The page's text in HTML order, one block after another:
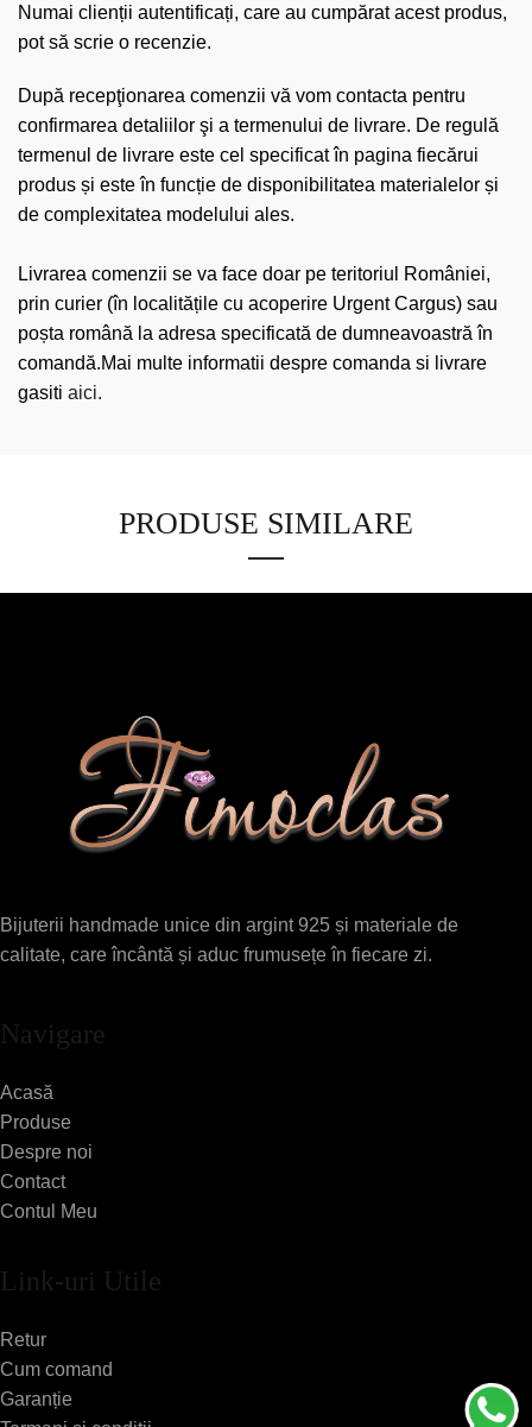
Numai clienții autentificați, care au cumpărat acest produs,
pot să scrie o recenzie.
După recepţionarea comenzii vă vom contacta pentru
confirmarea detaliilor şi a termenului de livrare. De regulă
termenul de livrare este cel specificat în pagina fiecărui
produs și este în funcție de disponibilitatea materialelor și
de complexitatea modelului ales.
Livrarea comenzii se va face doar pe teritoriul României,
prin curier (în localitățile cu acoperire Urgent Cargus) sau
poșta română la adresa specificată de dumneavoastră în
comandă.Mai multe informatii despre comanda si livrare
gasiti aici.
PRODUSE SIMILARE
Bijuterii handmade unice din argint 925 și materiale de
calitate, care încântă și aduc frumusețe în fiecare zi.
Navigare
Acasă
Produse
Despre noi
Contact
Contul Meu
Link-uri Utile
Retur
Cum comand
Garanție